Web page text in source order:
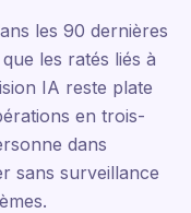
les 90 dernières
les ratés liés à
IA reste plate
en trois-
dans
sans surveillance